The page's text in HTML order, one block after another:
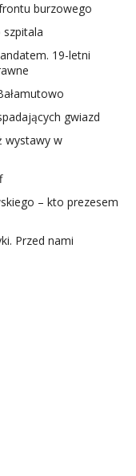
burzowego
19-letni
gwiazd
wystawy w
– kto prezesem
Przed nami